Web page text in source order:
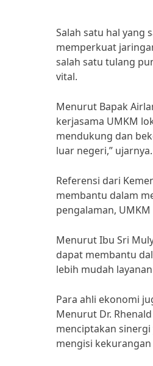
Salah satu hal yang
memperkuat
salah satu tulang
vital.
Menurut Bapak
kerjasama UMKM
mendukung dan
luar negeri,” ujarnya.
Referensi dari
membantu dalam
pengalaman,
Menurut Ibu Sri
dapat membantu
lebih mudah
Para ahli ekonomi
Menurut Dr.
menciptakan
mengisi